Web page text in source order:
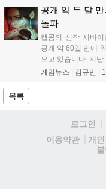
따냈고, 바텀 원딜끼
공개 약 두 달
돌파
캡콤의 신작 서바
공개 약 60일 만에
으고 있습니다. 지
개된 이 게임은
예정입니다. 클레
기반으로 제작 중
게임뉴스 | 김규만
목록
로그인
이용약관
개